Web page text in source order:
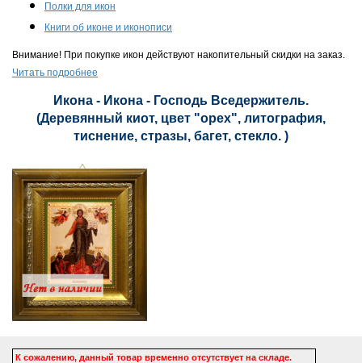
Полки для икон
Книги об иконе и иконописи
Внимание! При покупке икон действуют накопительный скидки на заказ.
Читать подробнее
Икона - Икона - Господь Вседержитель.
(Деревянный киот, цвет "орех", литография,
тиснение, стразы, багет, стекло. )
К сожалению, данный товар временно отсутствует на складе.